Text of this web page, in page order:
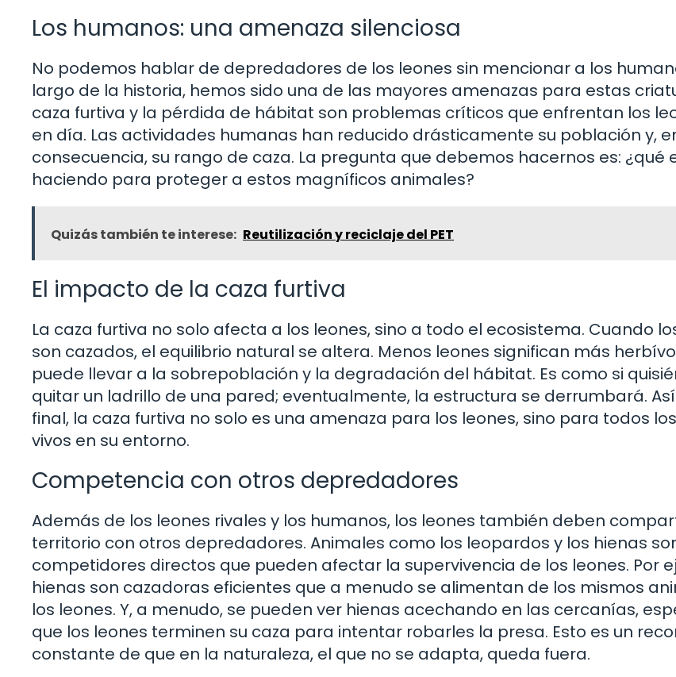
Los humanos: una amenaza silenciosa
No podemos hablar de depredadores de los leones sin mencionar a los
largo de la historia, hemos sido una de las mayores amenazas para estas
caza furtiva y la pérdida de hábitat son problemas críticos que enfrentan los
en día. Las actividades humanas han reducido drásticamente su población y,
consecuencia, su rango de caza. La pregunta que debemos hacernos es: ¿qué
haciendo para proteger a estos magníficos animales?
Quizás también te interese: Reutilización y reciclaje del PET
El impacto de la caza furtiva
La caza furtiva no solo afecta a los leones, sino a todo el ecosistema. Cuando
son cazados, el equilibrio natural se altera. Menos leones significan más
puede llevar a la sobrepoblación y la degradación del hábitat. Es como si
quitar un ladrillo de una pared; eventualmente, la estructura se derrumbará.
final, la caza furtiva no solo es una amenaza para los leones, sino para todos
vivos en su entorno.
Competencia con otros depredadores
Además de los leones rivales y los humanos, los leones también deben
territorio con otros depredadores. Animales como los leopardos y los hienas
competidores directos que pueden afectar la supervivencia de los leones. Por
hienas son cazadoras eficientes que a menudo se alimentan de los mismos
los leones. Y, a menudo, se pueden ver hienas acechando en las cercanías,
que los leones terminen su caza para intentar robarles la presa. Esto es un
constante de que en la naturaleza, el que no se adapta, queda fuera.